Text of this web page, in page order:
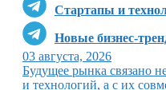
Стартапы и
Новые бизнес-
03 августа, 2026
Будущее рынка связано
и технологий, а с их